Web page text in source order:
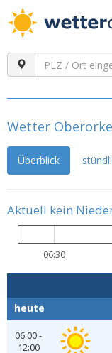
Wetter Oberorke
Überblick
Aktuell kein
06:30
heute
06:00 -
12:00